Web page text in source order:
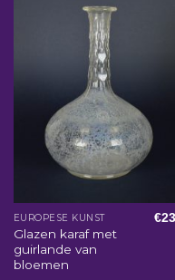
EUROPESE KUNST
Glazen karaf met
guirlande van
bloemen
€